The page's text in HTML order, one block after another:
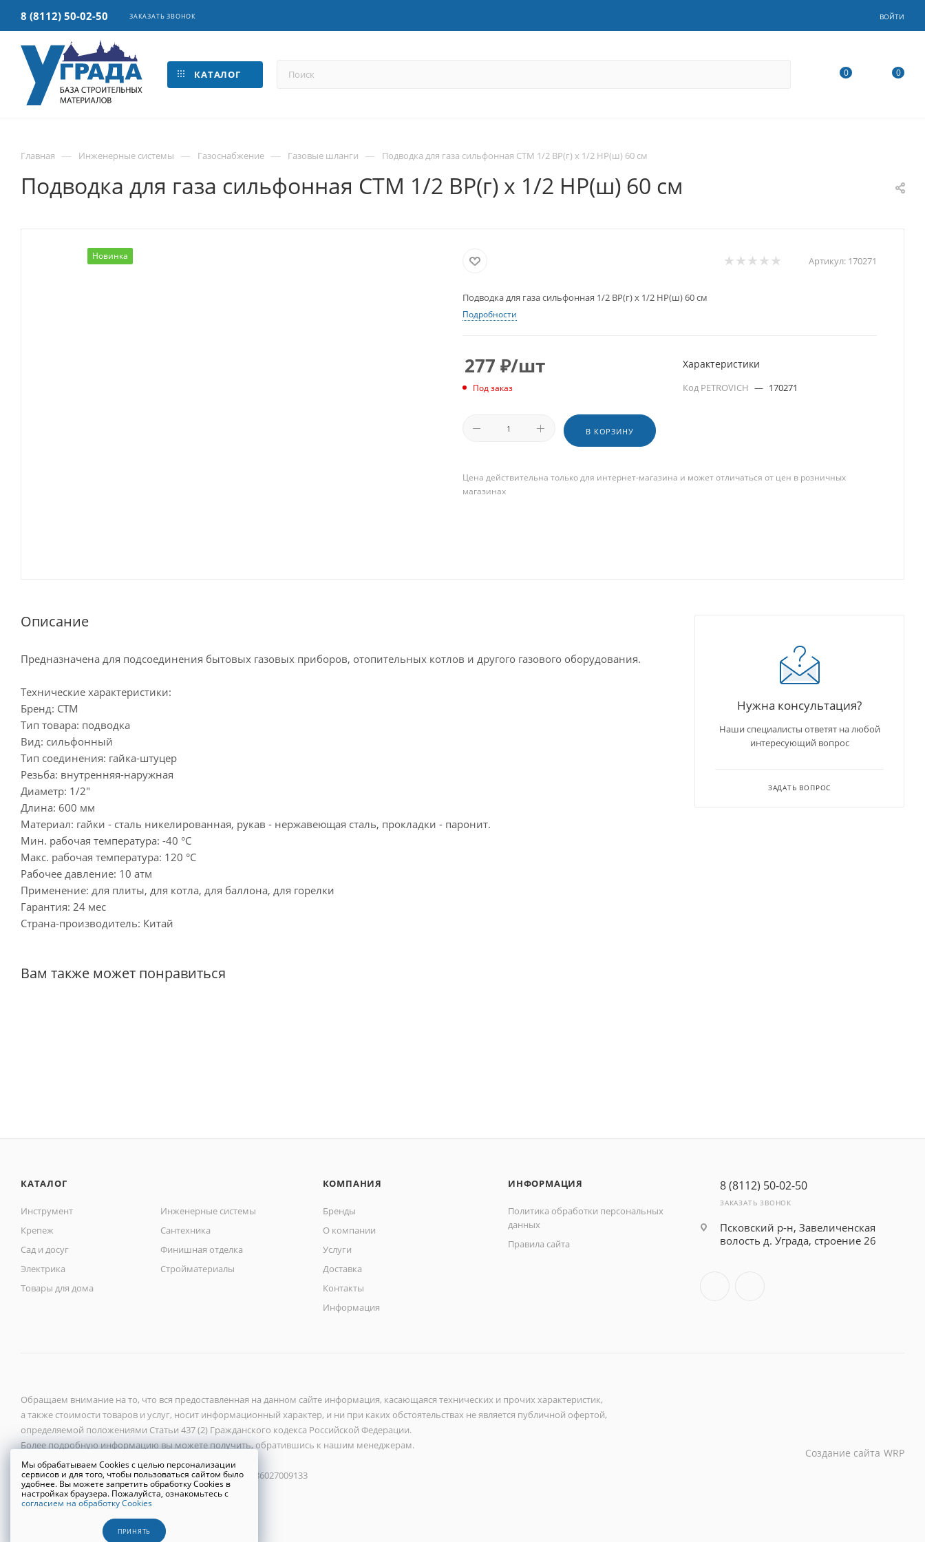
8 (8112) 50-02-50 ЗАКАЗАТЬ ЗВОНОК ВОЙТИ
КАТАЛОГ 0 0
Главная — Инженерные системы — Газоснабжение — Газовые шланги — Подводка для газа сильфонная CTM 1/2 ВР(г) х 1/2 НР(ш) 60 см
Подводка для газа сильфонная CTM 1/2 ВР(г) х 1/2 НР(ш) 60 см
Новинка Артикул: 170271
Подводка для газа сильфонная 1/2 ВР(г) х 1/2 НР(ш) 60 см
Подробности
277 ₽/шт
Под заказ
В КОРЗИНУ
Характеристики
Код PETROVICH — 170271
Цена действительна только для интернет-магазина и может отличаться от цен в розничных
магазинах
Описание
Предназначена для подсоединения бытовых газовых приборов, отопительных котлов и другого газового оборудования.
Технические характеристики:
Бренд: CTM
Тип товара: подводка
Вид: сильфонный
Тип соединения: гайка-штуцер
Резьба: внутренняя-наружная
Диаметр: 1/2"
Длина: 600 мм
Материал: гайки - сталь никелированная, рукав - нержавеющая сталь, прокладки - паронит.
Мин. рабочая температура: -40 °С
Макс. рабочая температура: 120 °С
Рабочее давление: 10 атм
Применение: для плиты, для котла, для баллона, для горелки
Гарантия: 24 мес
Страна-производитель: Китай
Вам также может понравиться
Нужна консультация?
Наши специалисты ответят на любой
интересующий вопрос
ЗАДАТЬ ВОПРОС
КАТАЛОГ
Инструмент
Инженерные системы
Крепеж
Сантехника
Сад и досуг
Финишная отделка
Электрика
Стройматериалы
Товары для дома
КОМПАНИЯ
Бренды
О компании
Услуги
Доставка
Контакты
Информация
ИНФОРМАЦИЯ
Политика обработки персональных
данных
Правила сайта
8 (8112) 50-02-50
ЗАКАЗАТЬ ЗВОНОК
Псковский р-н, Завеличенская
волость д. Уграда, строение 26
Обращаем внимание на то, что вся предоставленная на данном сайте информация, касающаяся технических и прочих характеристик,
а также стоимости товаров и услуг, носит информационный характер, и ни при каких обстоятельствах не является публичной офертой,
определяемой положениями Статьи 437 (2) Гражданского кодекса Российской Федерации.
Более подробную информацию вы можете получить, обратившись к нашим менеджерам.
ООО «Новый город» 2026 ©, ИНН 6027118272, ОГРН 1086027009133
Политика конфиденциальности
Создание сайта WRP
Мы обрабатываем Cookies с целью персонализации
сервисов и для того, чтобы пользоваться сайтом было
удобнее. Вы можете запретить обработку Cookies в
настройках браузера. Пожалуйста, ознакомьтесь с
согласием на обработку Cookies
ПРИНЯТЬ